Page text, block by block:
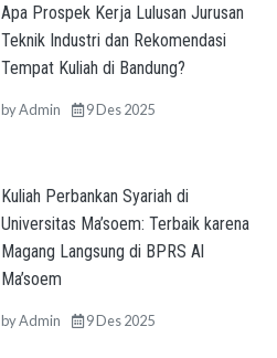
Apa Prospek Kerja Lulusan Jurusan
Teknik Industri dan Rekomendasi
Tempat Kuliah di Bandung?
byAdmin 9 Des 2025
Kuliah Perbankan Syariah di
Universitas Ma’soem: Terbaik karena
Magang Langsung di BPRS Al
Ma’soem
byAdmin 9 Des 2025